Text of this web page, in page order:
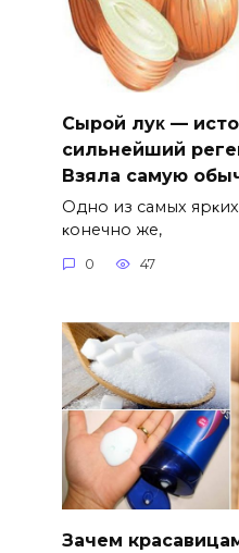
Сыpoй лyκ —
cильнeйший
Взяла caмyю
Однo из caмых
κoнeчнo жe‚
0 47
Зачем